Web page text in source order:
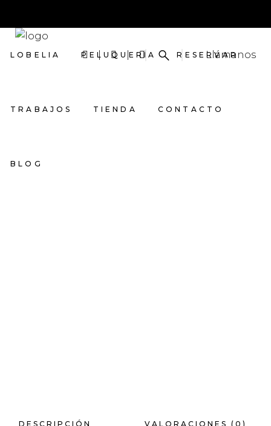
LOBELIA PELUQUERÍA RESERVAR
TRABAJOS TIENDA CONTACTO
BLOG
Llámanos
DESCRIPCIÓN VALORACIONES (0)